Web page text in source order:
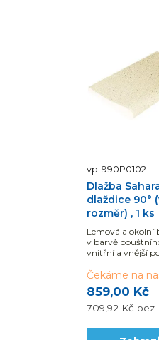
vp-990P0102
Dlažba
dlaždice 90°
rozměr) , 1 ks
Lemová a okolní
v barvě
vnitřní a vnější
859,00 Kč
709,92 Kč bez
Čekáme na